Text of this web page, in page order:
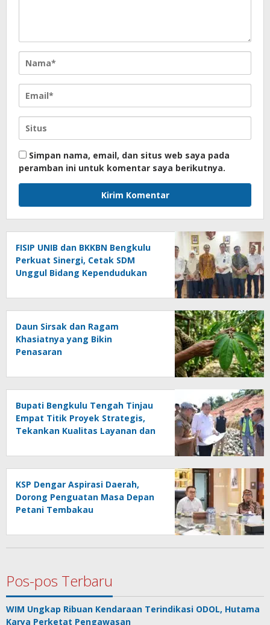
Simpan nama, email, dan situs web saya pada
peramban ini untuk komentar saya berikutnya.
FISIP UNIB dan BKKBN Bengkulu
Perkuat Sinergi, Cetak SDM
Unggul Bidang Kependudukan
Daun Sirsak dan Ragam
Khasiatnya yang Bikin
Penasaran
Bupati Bengkulu Tengah Tinjau
Empat Titik Proyek Strategis,
Tekankan Kualitas Layanan dan
KSP Dengar Aspirasi Daerah,
Dorong Penguatan Masa Depan
Petani Tembakau
Pos-pos Terbaru
WIM Ungkap Ribuan Kendaraan Terindikasi ODOL, Hutama
Karya Perketat Pengawasan